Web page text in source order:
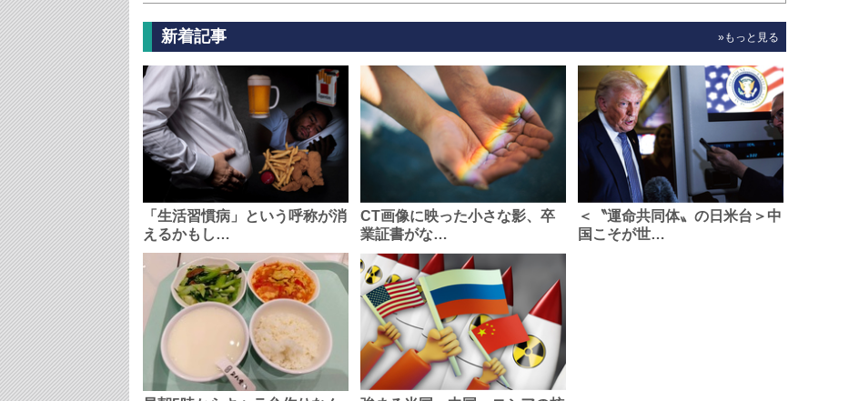
新着記事 »もっと見る
「生活習慣病」という呼称が消
えるかもし…
CT画像に映った小さな影、卒
業証書がな…
＜〝運命共同体〟の日米台＞中
国こそが世…